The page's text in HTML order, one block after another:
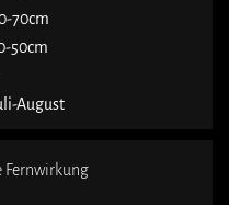
70cm
50cm
August
Fernwirkung